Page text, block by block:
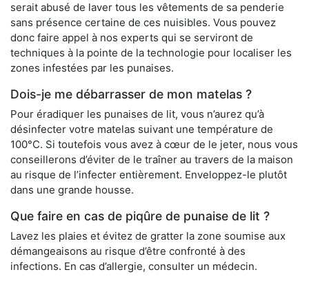
serait abusé de laver tous les vêtements de sa penderie
sans présence certaine de ces nuisibles. Vous pouvez
donc faire appel à nos experts qui se serviront de
techniques à la pointe de la technologie pour localiser les
zones infestées par les punaises.
Dois-je me débarrasser de mon matelas ?
Pour éradiquer les punaises de lit, vous n’aurez qu’à
désinfecter votre matelas suivant une température de
100°C. Si toutefois vous avez à cœur de le jeter, nous vous
conseillerons d’éviter de le traîner au travers de la maison
au risque de l’infecter entièrement. Enveloppez-le plutôt
dans une grande housse.
Que faire en cas de piqûre de punaise de lit ?
Lavez les plaies et évitez de gratter la zone soumise aux
démangeaisons au risque d’être confronté à des
infections. En cas d’allergie, consulter un médecin.